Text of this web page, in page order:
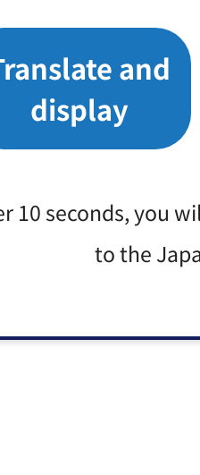
and
display
10 seconds, you
to the